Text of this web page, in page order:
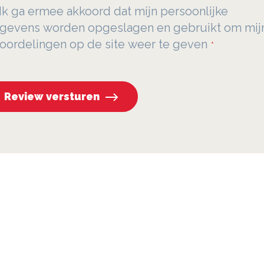
Ik ga ermee akkoord dat mijn persoonlijke
worden opgeslagen en gebruikt om
op de site weer te geven
Review versturen